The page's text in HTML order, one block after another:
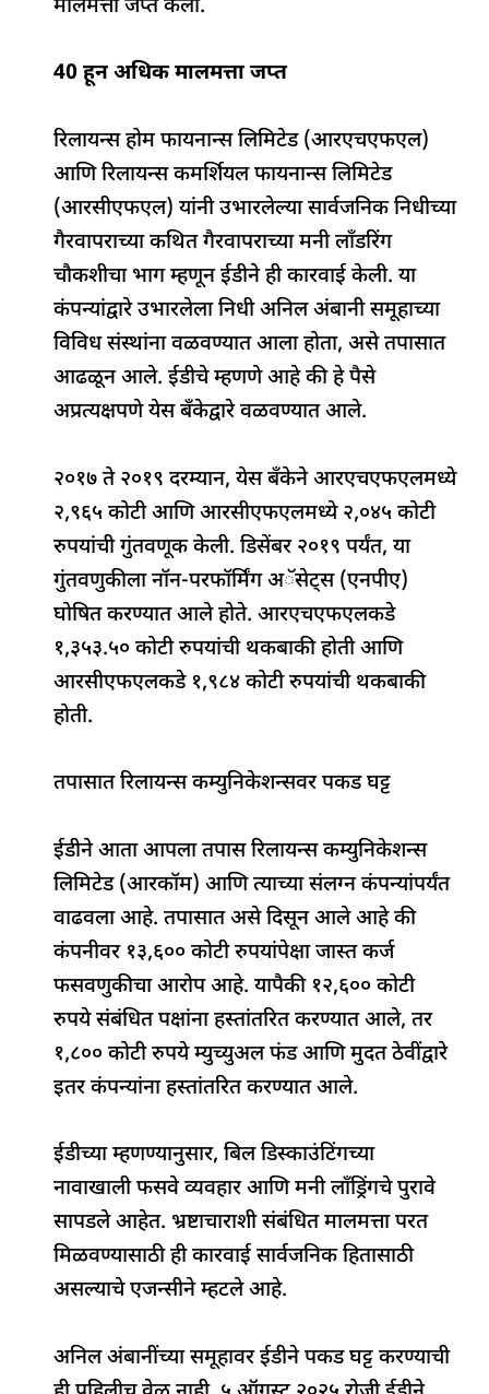
मालमत्ता जप्त केली.
40 हून अधिक मालमत्ता जप्त
रिलायन्स होम फायनान्स लिमिटेड (आरएचएफएल)
आणि रिलायन्स कमर्शियल फायनान्स लिमिटेड
(आरसीएफएल) यांनी उभारलेल्या सार्वजनिक निधीच्या
गैरवापराच्या कथित गैरवापराच्या मनी लाँडरिंग
चौकशीचा भाग म्हणून ईडीने ही कारवाई केली. या
कंपन्यांद्वारे उभारलेला निधी अनिल अंबानी समूहाच्या
विविध संस्थांना वळवण्यात आला होता, असे तपासात
आढळून आले. ईडीचे म्हणणे आहे की हे पैसे
अप्रत्यक्षपणे येस बँकेद्वारे वळवण्यात आले.
२०१७ ते २०१९ दरम्यान, येस बँकेने आरएचएफएलमध्ये
२,९६५ कोटी आणि आरसीएफएलमध्ये २,०४५ कोटी
रुपयांची गुंतवणूक केली. डिसेंबर २०१९ पर्यंत, या
गुंतवणुकीला नॉन-परफॉर्मिंग अॅसेट्स (एनपीए)
घोषित करण्यात आले होते. आरएचएफएलकडे
१,३५३.५० कोटी रुपयांची थकबाकी होती आणि
आरसीएफएलकडे १,९८४ कोटी रुपयांची थकबाकी
होती.
तपासात रिलायन्स कम्युनिकेशन्सवर पकड घट्ट
ईडीने आता आपला तपास रिलायन्स कम्युनिकेशन्स
लिमिटेड (आरकॉम) आणि त्याच्या संलग्न कंपन्यांपर्यंत
वाढवला आहे. तपासात असे दिसून आले आहे की
कंपनीवर १३,६०० कोटी रुपयांपेक्षा जास्त कर्ज
फसवणुकीचा आरोप आहे. यापैकी १२,६०० कोटी
रुपये संबंधित पक्षांना हस्तांतरित करण्यात आले, तर
१,८०० कोटी रुपये म्युच्युअल फंड आणि मुदत ठेवींद्वारे
इतर कंपन्यांना हस्तांतरित करण्यात आले.
ईडीच्या म्हणण्यानुसार, बिल डिस्काउंटिंगच्या
नावाखाली फसवे व्यवहार आणि मनी लाँड्रिंगचे पुरावे
सापडले आहेत. भ्रष्टाचाराशी संबंधित मालमत्ता परत
मिळवण्यासाठी ही कारवाई सार्वजनिक हितासाठी
असल्याचे एजन्सीने म्हटले आहे.
अनिल अंबानींच्या समूहावर ईडीने पकड घट्ट करण्याची